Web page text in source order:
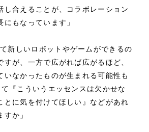
し合えることが、コラボレーション
にもなっています」
新しいロボットやゲームができるの
すが、一方で広がれば広がるほど、
いなかったものが生まれる可能性も
て『こういうエッセンスは欠かせな
とに気を付けてほしい』などがあれ
か」